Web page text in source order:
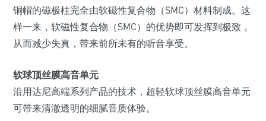
铜帽的磁极柱完全由软磁性复合物（SMC）材料制成。这
样一来，软磁性复合物（SMC）的优势即可发挥到极致，
从而减少失真，带来前所未有的听音享受。
软球顶丝膜高音单元
沿用达尼高端系列产品的技术，超轻软球顶丝膜高音单元
可带来清澈透明的细腻音质体验。